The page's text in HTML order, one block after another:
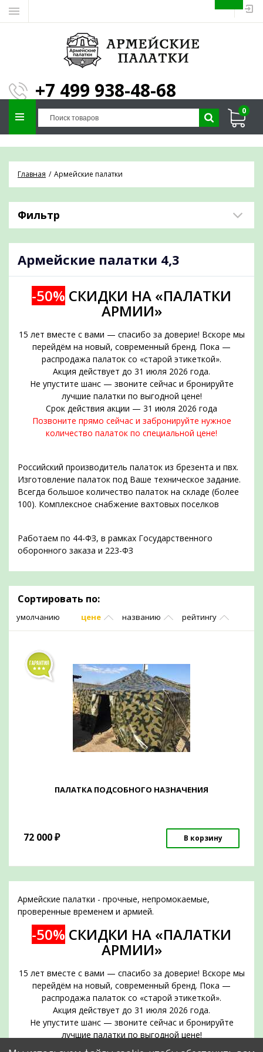
+7 499 938-48-68
0
Главная Армейские палатки
Фильтр
Армейские палатки 4,3
-50% СКИДКИ НА «ПАЛАТКИ
АРМИИ»
15 лет вместе с вами — спасибо за доверие! Вскоре мы
перейдём на новый, современный бренд. Пока —
распродажа палаток со «старой этикеткой».
Акция действует до 31 июля 2026 года.
Не упустите шанс — звоните сейчас и бронируйте
лучшие палатки по выгодной цене!
Срок действия акции — 31 июля 2026 года
Позвоните прямо сейчас и забронируйте нужное
количество палаток по специальной цене!
Российский производитель палаток из брезента и пвх.
Изготовление палаток под Ваше техническое задание.
Всегда большое количество палаток на складе (более
100). Комплексное снабжение вахтовых поселков
Работаем по 44-ФЗ, в рамках Государственного
оборонного заказа и 223-ФЗ
Сортировать по:
умолчанию цене названию рейтингу
ПАЛАТКА ПОДСОБНОГО НАЗНАЧЕНИЯ
72 000₽ В корзину
Армейские палатки - прочные, непромокаемые,
проверенные временем и армией.
-50% СКИДКИ НА «ПАЛАТКИ
АРМИИ»
15 лет вместе с вами — спасибо за доверие! Вскоре мы
перейдём на новый, современный бренд. Пока —
распродажа палаток со «старой этикеткой».
Акция действует до 31 июля 2026 года.
Не упустите шанс — звоните сейчас и бронируйте
лучшие палатки по выгодной цене!
Срок действия акции — до 31 июля 2026 года
ЗАПОЛНИТЕ ФОРМУ И
МЫ ПОДБЕРЕМ
ПАЛАТКУ ПОД ВАШИ
ПАРАМЕТРЫ!
Отправим предложение на почту и
проконсультируем по любым вопросам
подобрать